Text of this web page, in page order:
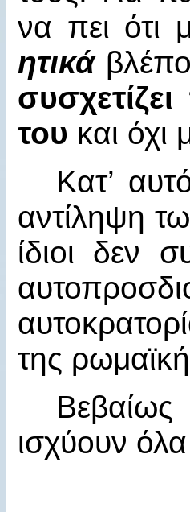
να πει ότι
ητικά
του και όχι
Κατ’
αντίληψη
ίδιοι δεν
της
ισχύουν